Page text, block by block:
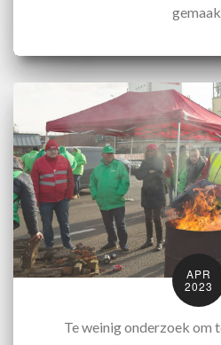
APR
2023
Te weinig onderzoek om